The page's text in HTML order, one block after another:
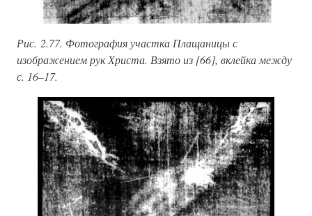
Рис. 2.77. Фотография участка Плащаницы с
изображением рук Христа. Взято из [66], вклейка между
с. 16–17.